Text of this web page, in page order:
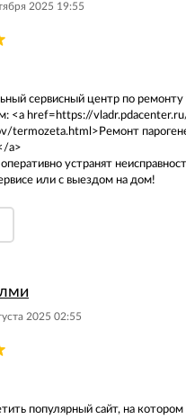
2025 19:55
сервисный центр по ремонту
<a href=https://
termozeta.html>Ремонт
a>
устранят
или с выездом на дом!
2025 02:55
популярный сайт, на